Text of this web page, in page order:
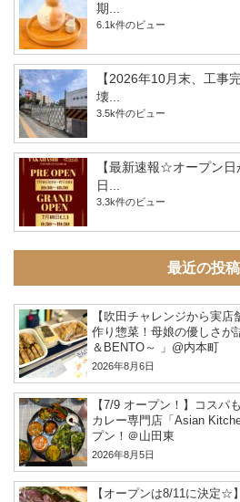
期...
6.1k件のビュー
【2026年10月末、工事
壊...
3.5k件のビュー
【最新速報☆オープン
日...
3.3k件のビュー
最近の投稿
【吹田チャレンジから実
作り惣菜！母娘の優しさが
＆BENTO～ 」@内本町
2026年8月6日
【7/9 オープン！】コス
カレー専門店「Asian
プン！＠山田東
2026年8月5日
【オープンは8/11に決定☆